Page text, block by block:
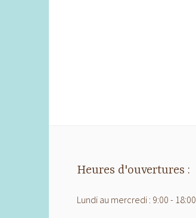
Heures d'ouvertures :
Lundi au mercredi : 9:00 - 18:00